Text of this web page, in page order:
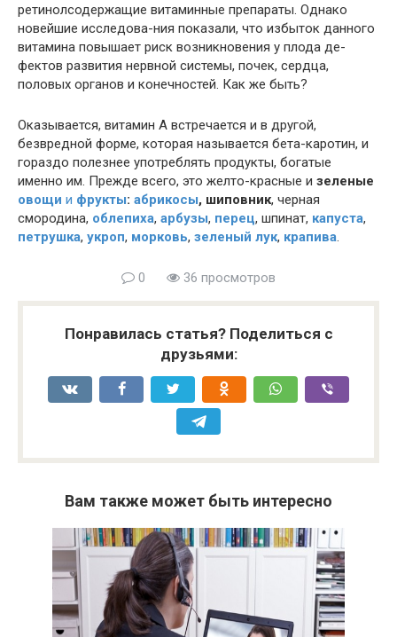
ретинолсодержащие витаминные препараты. Однако
новейшие исследова-ния показали, что избыток данного
витамина повышает риск возникновения у плода де-
фектов развития нервной системы, почек, сердца,
половых органов и конечностей. Как же быть?
Оказывается, витамин А встречается и в другой,
безвредной форме, которая называется бета-каротин, и
гораздо полезнее употреблять продукты, богатые
именно им. Прежде всего, это желто-красные и зеленые
овощи и фрукты: абрикосы, шиповник, черная
смородина, облепиха, арбузы, перец, шпинат, капуста,
петрушка, укроп, морковь, зеленый лук, крапива.
0 36 просмотров
Понравилась статья? Поделиться с
друзьями:
Вам также может быть интересно